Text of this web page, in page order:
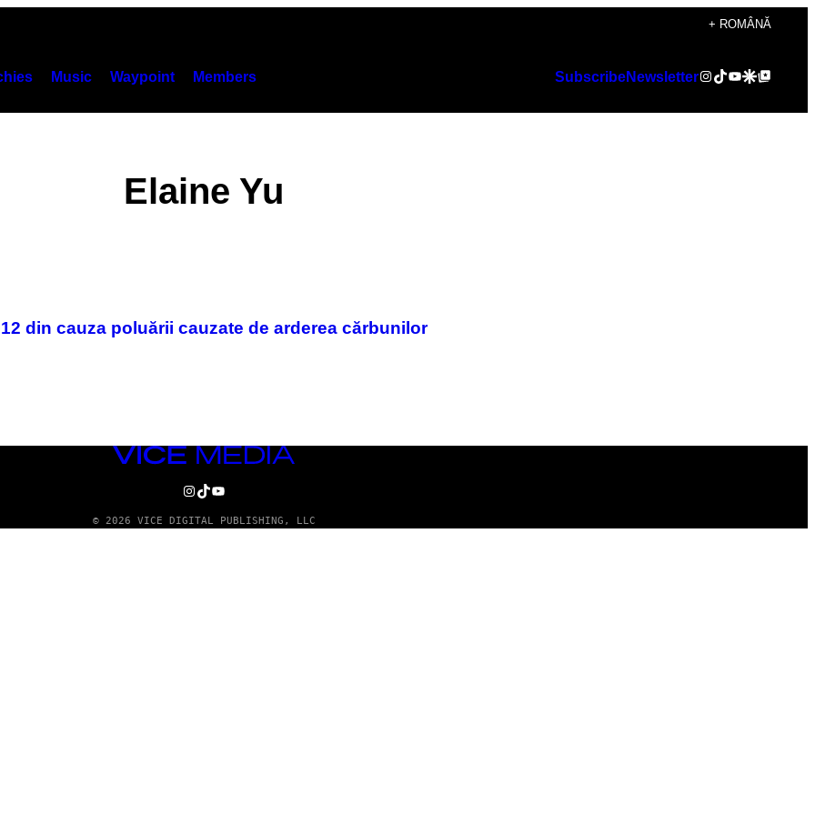
+ ROMÂNĂ
Music Waypoint Members SubscribeNewsletterInstagram
TikTok
YouTube
Google Discover
Google Top Posts
Elaine Yu
din cauza poluării cauzate de arderea cărbunilor
VICE
INSTAGRAM
TIKTOK
YOUTUBE
© 2026 VICE DIGITAL PUBLISHING, LLC